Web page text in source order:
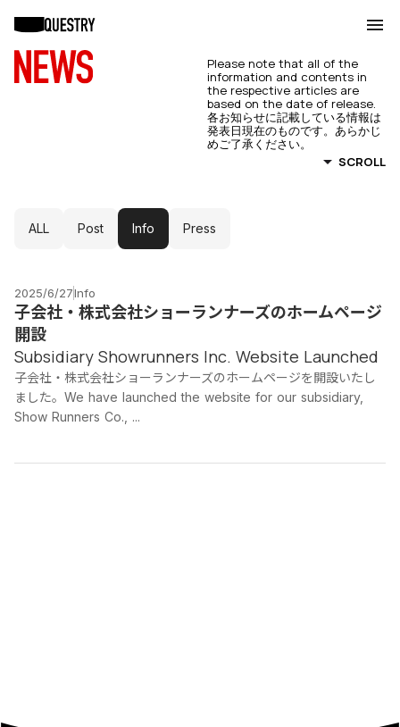
Please note that all of the
information and contents in
the respective articles are
based on the date of release.
各お知らせに記載している情報は
発表日現在のものです。あらかじ
めご了承ください。
SCROLL
ALL Post Info Press
2025/6/27Info
子会社・株式会社ショーランナーズのホームページ
開設
Subsidiary Showrunners Inc. Website Launched
子会社・株式会社ショーランナーズのホームページを開設いたし
ました。We have launched the website for our subsidiary,
Show Runners Co., ...